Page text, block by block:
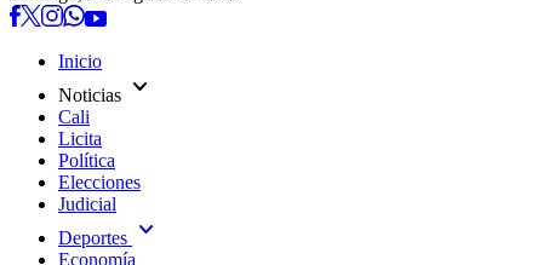
Inicio
Noticias expand_more
Cali
Licita
Política
Elecciones
Judicial
Deportes expand_more
Economía